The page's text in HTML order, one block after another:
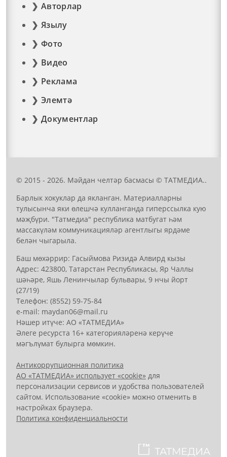
Авторлар
Язылу
Фото
Видео
Реклама
Элемтә
Документлар
© 2015 - 2026. Мәйдан челтәр басмасы © ТАТМЕДИА..
Барлык хокуклар да якланган. Материалларны
тулысынча яки өлешчә кулланганда гиперссылка кую
мәҗбүри. "Татмедиа" республика матбугат һәм
массакүләм коммуникацияләр агентлыгы ярдәме
белән чыгарыла.
Баш мөхәррир: Гасыймова Ризидә Алвирд кызы
Адрес: 423800, Татарстан Республикасы, Яр Чаллы
шәһәре, Яшь Ленинчылар бульвары, 9 нчы йорт
(27/19)
Телефон: (8552) 59-75-84
е-mail: mауdаn06@mail.гu
Нәшер итүче: АО «ТАТМЕДИА»
Әлеге ресурста 16+ категорияләренә керүче
мәгълүмат булырга мөмкин.
Антикоррупционная политика
АО «ТАТМЕДИА» использует «cookie» для
персонализации сервисов и удобства пользователей
сайтом. Использование «cookie» можно отменить в
настройках браузера.
Политика конфиденциальности